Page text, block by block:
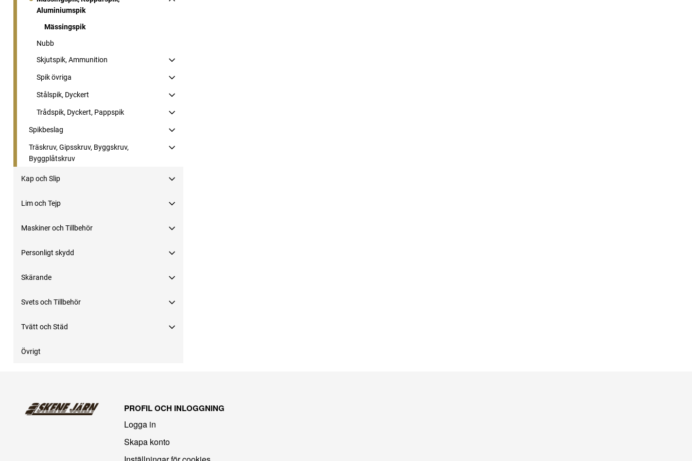
Aluminiumspik
Mässingspik
Nubb
Skjutspik, Ammunition
Spik övriga
Stålspik, Dyckert
Trådspik, Dyckert, Pappspik
Spikbeslag
Träskruv, Gipsskruv, Byggskruv,
Byggplåtskruv
Kap och Slip
Lim och Tejp
Maskiner och Tillbehör
Personligt skydd
Skärande
Svets och Tillbehör
Tvätt och Städ
Övrigt
PROFIL OCH INLOGGNING
Logga in
Skapa konto